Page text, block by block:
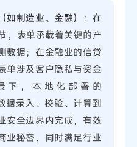
如制造业、金融）
：在
，表单承载着关键的产
数据；在金融业的信贷
单涉及客户隐私与资金
下，本地化部署的
据录入、校验、计算到
安全边界内完成，有效
业秘密，同时满足行业